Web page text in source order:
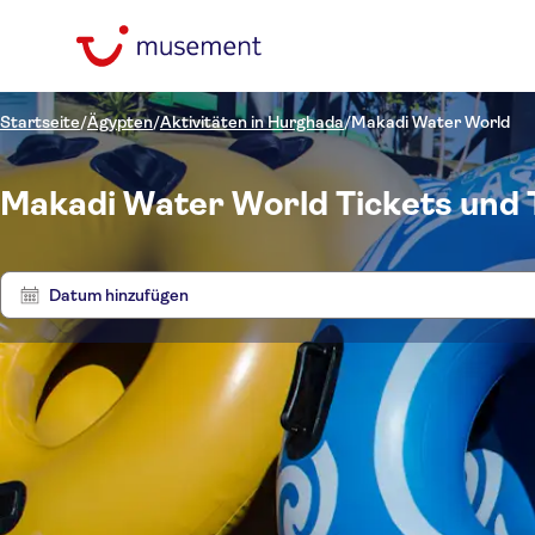
Startseite/Ägypten/Aktivitäten in Hurghada/Makadi Water World
Makadi Water World Tickets und
Datum hinzufügen
Preis (pro Person)
Max.
Hoteltransfer
Buchungsbestätigung
Kostenloser Rücktritt
Tickets und Events